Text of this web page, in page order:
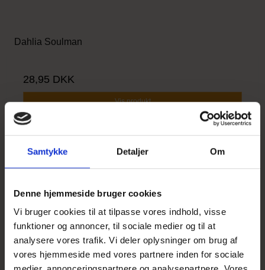
Samtykke Detaljer Om
Denne hjemmeside bruger cookies
Vi bruger cookies til at tilpasse vores indhold, visse
funktioner og annoncer, til sociale medier og til at
analysere vores trafik. Vi deler oplysninger om brug af
vores hjemmeside med vores partnere inden for sociale
Dahlia Soulman
28,95 DKK
Vis produkt